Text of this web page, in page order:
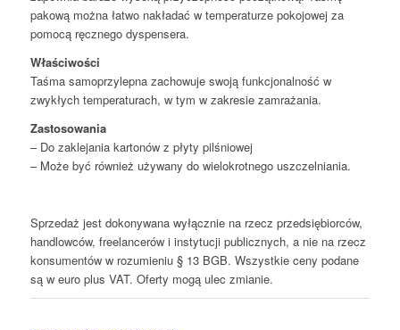
pakową można łatwo nakładać w temperaturze pokojowej za
pomocą ręcznego dyspensera.
Właściwości
Taśma samoprzylepna zachowuje swoją funkcjonalność w
zwykłych temperaturach, w tym w zakresie zamrażania.
Zastosowania
– Do zaklejania kartonów z płyty pilśniowej
– Może być również używany do wielokrotnego uszczelniania.
Sprzedaż jest dokonywana wyłącznie na rzecz przedsiębiorców,
handlowców, freelancerów i instytucji publicznych, a nie na rzecz
konsumentów w rozumieniu § 13 BGB. Wszystkie ceny podane
są w euro plus VAT. Oferty mogą ulec zmianie.